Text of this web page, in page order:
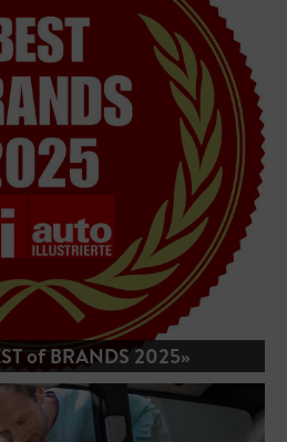
of BRANDS 2025»